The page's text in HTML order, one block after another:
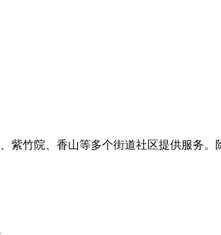
紫竹院、香山等多个街道社区提供服务